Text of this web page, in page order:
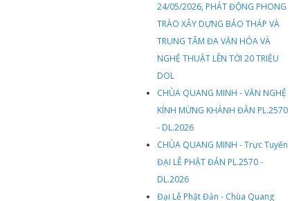
24/05/2026, PHÁT ĐỘNG PHONG
TRÀO XÂY DỰNG BẢO THÁP VÀ
TRUNG TÂM ĐA VĂN HÓA VÀ
NGHỆ THUẬT LÊN TỚI 20 TRIỆU
DOL
CHÙA QUANG MINH - VĂN NGHỆ
KÍNH MỪNG KHÁNH ĐẢN PL.2570
- DL.2026
CHÙA QUANG MINH - Trực Tuyến
ĐẠI LỄ PHẬT ĐẢN PL.2570 -
DL.2026
Đại Lễ Phật Đản - Chùa Quang